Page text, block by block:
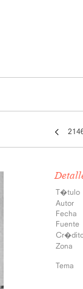
T�tulo
Autor
Fecha
Fuente
Zona
Tema